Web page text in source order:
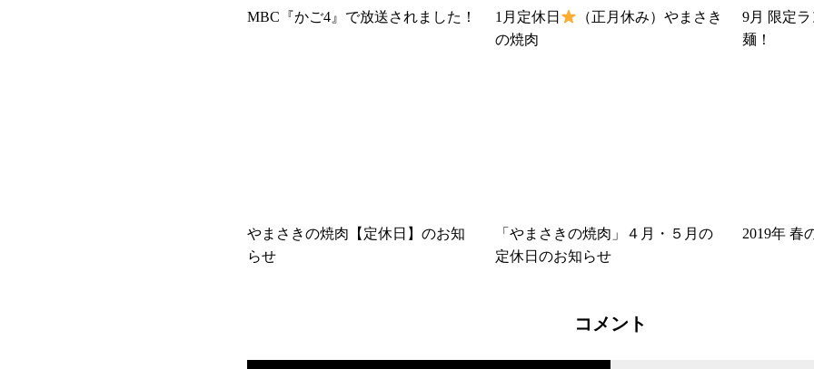
MBC『かご4』で放送されました！ 1月定休日
（正月休み）やまさき
の焼肉
9月 限定
麺！
やまさきの焼肉【定休日】のお知
らせ
「やまさきの焼肉」４月・５月の
定休日のお知らせ
2019年 春
コメント